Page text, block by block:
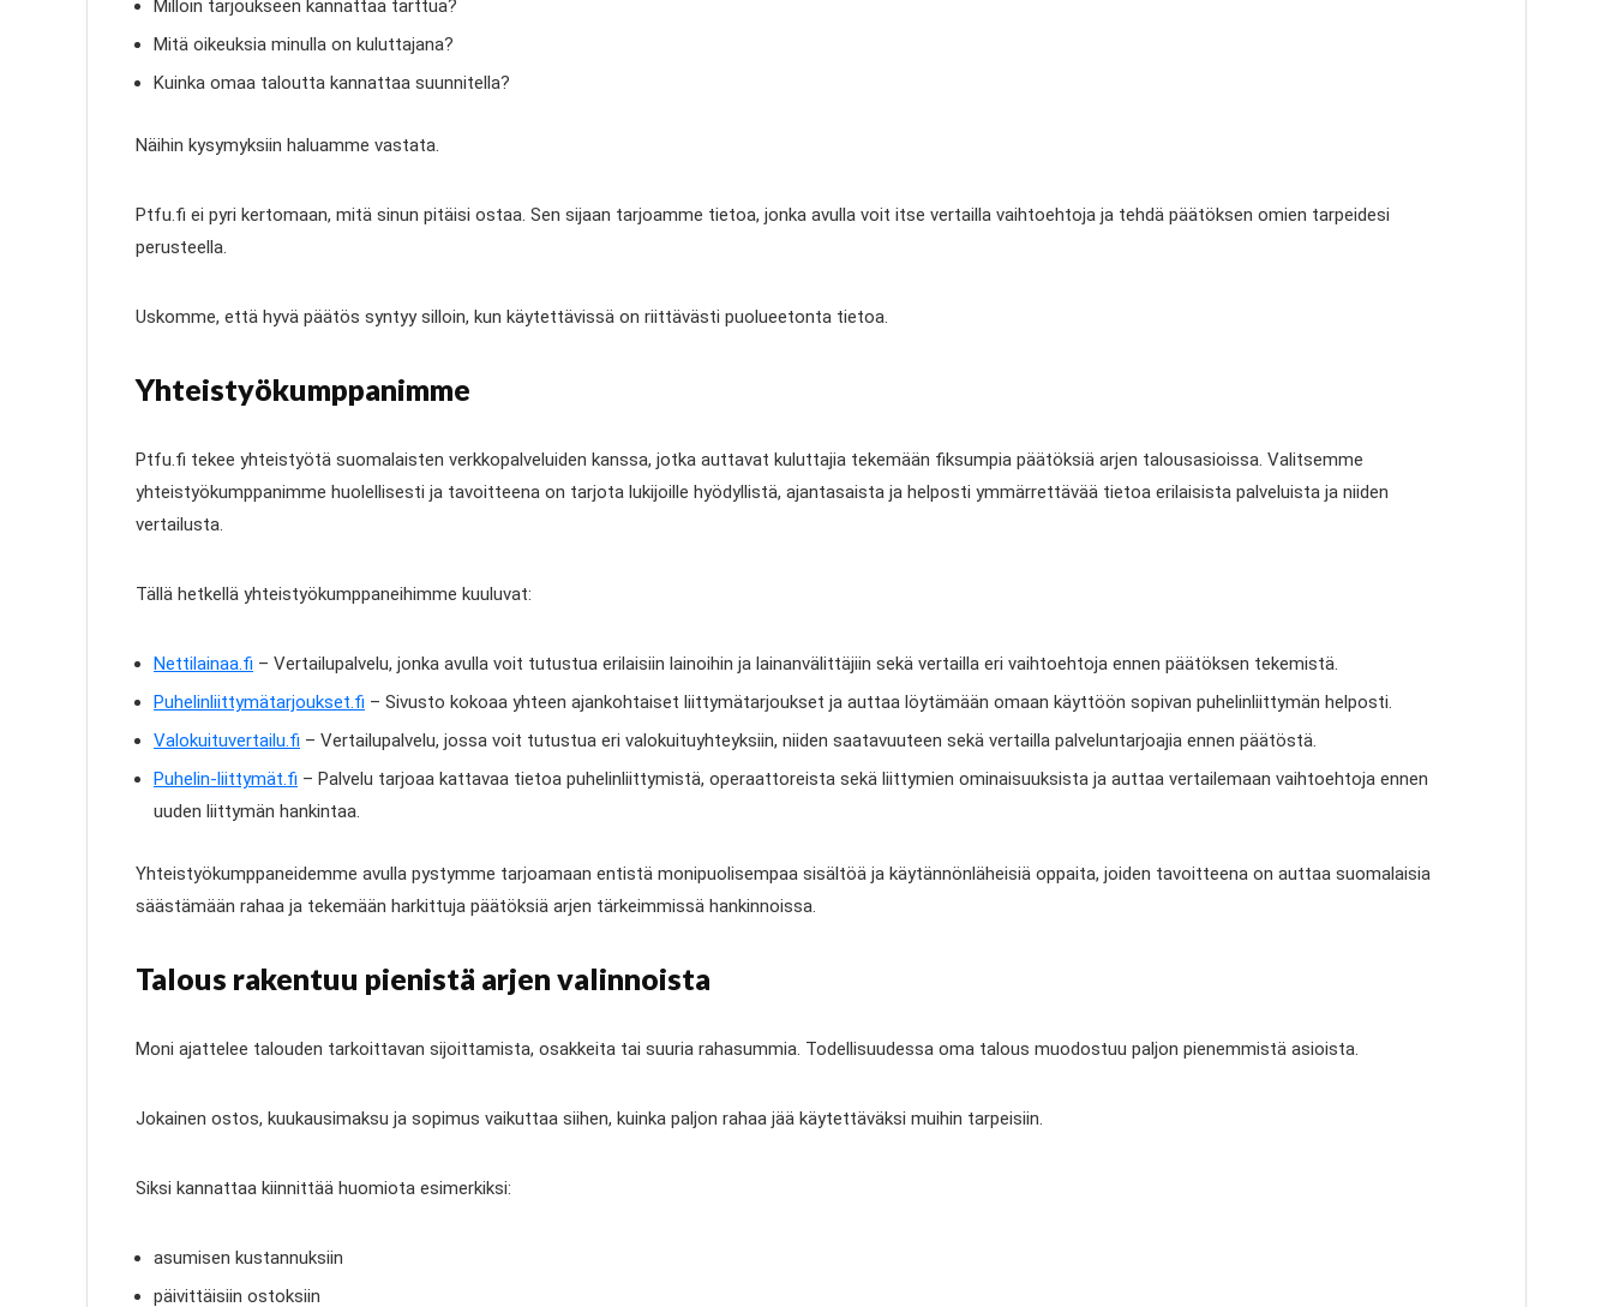
Milloin tarjoukseen kannattaa tarttua?
Mitä oikeuksia minulla on kuluttajana?
Kuinka omaa taloutta kannattaa suunnitella?
Näihin kysymyksiin haluamme vastata.
Ptfu.fi ei pyri kertomaan, mitä sinun pitäisi ostaa. Sen sijaan tarjoamme tietoa, jonka avulla voit itse vertailla vaihtoehtoja ja tehdä päätöksen omien tarpeidesi
perusteella.
Uskomme, että hyvä päätös syntyy silloin, kun käytettävissä on riittävästi puolueetonta tietoa.
Yhteistyökumppanimme
Ptfu.fi tekee yhteistyötä suomalaisten verkkopalveluiden kanssa, jotka auttavat kuluttajia tekemään fiksumpia päätöksiä arjen talousasioissa. Valitsemme
yhteistyökumppanimme huolellisesti ja tavoitteena on tarjota lukijoille hyödyllistä, ajantasaista ja helposti ymmärrettävää tietoa erilaisista palveluista ja niiden
vertailusta.
Tällä hetkellä yhteistyökumppaneihimme kuuluvat:
Nettilainaa.fi – Vertailupalvelu, jonka avulla voit tutustua erilaisiin lainoihin ja lainanvälittäjiin sekä vertailla eri vaihtoehtoja ennen päätöksen tekemistä.
Puhelinliittymätarjoukset.fi – Sivusto kokoaa yhteen ajankohtaiset liittymätarjoukset ja auttaa löytämään omaan käyttöön sopivan puhelinliittymän helposti.
Valokuituvertailu.fi – Vertailupalvelu, jossa voit tutustua eri valokuituyhteyksiin, niiden saatavuuteen sekä vertailla palveluntarjoajia ennen päätöstä.
Puhelin-liittymät.fi – Palvelu tarjoaa kattavaa tietoa puhelinliittymistä, operaattoreista sekä liittymien ominaisuuksista ja auttaa vertailemaan vaihtoehtoja ennen
uuden liittymän hankintaa.
Yhteistyökumppaneidemme avulla pystymme tarjoamaan entistä monipuolisempaa sisältöä ja käytännönläheisiä oppaita, joiden tavoitteena on auttaa suomalaisia
säästämään rahaa ja tekemään harkittuja päätöksiä arjen tärkeimmissä hankinnoissa.
Talous rakentuu pienistä arjen valinnoista
Moni ajattelee talouden tarkoittavan sijoittamista, osakkeita tai suuria rahasummia. Todellisuudessa oma talous muodostuu paljon pienemmistä asioista.
Jokainen ostos, kuukausimaksu ja sopimus vaikuttaa siihen, kuinka paljon rahaa jää käytettäväksi muihin tarpeisiin.
Siksi kannattaa kiinnittää huomiota esimerkiksi:
asumisen kustannuksiin
päivittäisiin ostoksiin